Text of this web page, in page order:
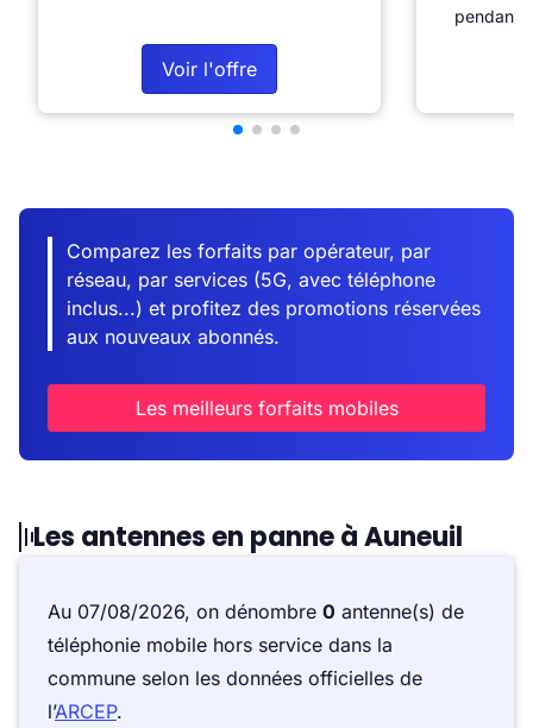
Voir l'offre
pendant
Comparez les forfaits par opérateur, par
réseau, par services (5G, avec téléphone
inclus...) et profitez des promotions réservées
aux nouveaux abonnés.
Les meilleurs forfaits mobiles
Les antennes en panne à Auneuil
Au 07/08/2026, on dénombre 0 antenne(s) de
téléphonie mobile hors service dans la
commune selon les données officielles de
l’ARCEP.